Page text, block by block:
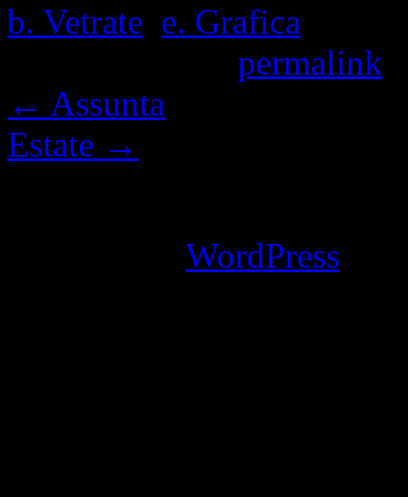
b. Vetrate e. Grafica
permalink
← Assunta
Estate →
WordPress